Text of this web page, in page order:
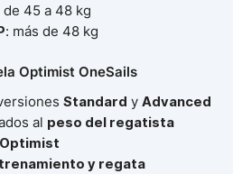
de 45 a 48 kg
: más de 48 kg
Optimist OneSails
Standard y Advanced
al peso del regatista
Optimist
y regata